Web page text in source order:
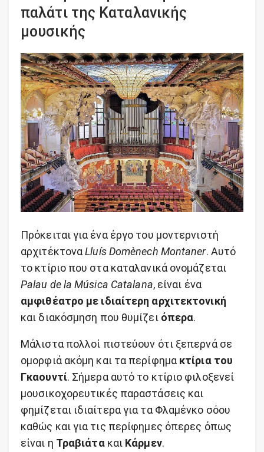
παλάτι της Καταλανικής
μουσικής
Πρόκειται για ένα έργο του μοντερνιστή
αρχιτέκτοναLluís Domènech Montaner. Αυτό
το κτίριο που στα καταλανικά ονομάζεται
Palau de la Música Catalana, είναι ένα
αμφιθέατρο με ιδιαίτερη αρχιτεκτονική
και διακόσμηση που θυμίζει όπερα.
Μάλιστα πολλοί πιστεύουν ότι ξεπερνά σε
ομορφιά ακόμη και τα περίφημα κτίρια του
Γκαουντί. Σήμερα αυτό το κτίριο φιλοξενεί
μουσικοχορευτικές παραστάσεις και
φημίζεται ιδιαίτερα για τα Φλαμένκο σόου
καθώς και για τις περίφημες όπερες όπως
είναι η Τραβιάτακαι Κάρμεν.